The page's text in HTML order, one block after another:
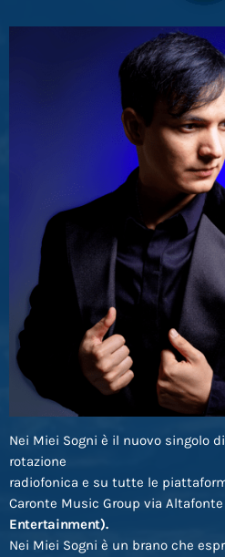
Nei Miei Sogni è il nuovo singolo
rotazione
radiofonica e su tutte le
Caronte Music Group via Altafonte
Entertainment).
Nei Miei Sogni è un brano che